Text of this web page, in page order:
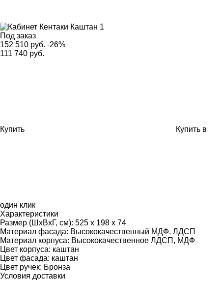
Под заказ
152 510 руб. -26%
111 740 руб.
Купить Купить в
один клик
Характеристики
Размер (ШхВхГ, см): 525 х 198 х 74
Материал фасада: Высококачественный МДФ, ЛДСП
Материал корпуса: Высококачественное ЛДСП, МДФ
Цвет корпуса: каштан
Цвет фасада: каштан
Цвет ручек: Бронза
Условия доставки